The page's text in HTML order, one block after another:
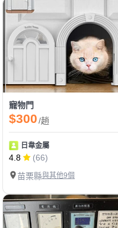
寵物門
$300/趟
日韋金屬
4.8
(66)
苗栗縣與其他9個